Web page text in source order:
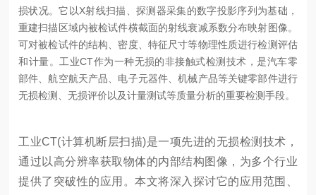
损状况。它以X射线扫描、探测器采集的数字投影序列为基础，
重建扫描区域内被检试件横截面的射线衰减系数分布映射图像。
可对被检试件的结构、密度、特征尺寸等物理性质进行检测评估
和计量。工业CT作为一种无损的非接触式检测技术，是汽车零
部件、航空航天产品、电子元器件、机械产品等关键零部件进行
无损检测、无损评价以及计量测试等质量分析的重要检测手段。
工业CT(计算机断层扫描)是一项先进的无损检测技术，
通过以高分辨率获取物体的内部结构图像，为多个行业
提供了突破性的应用。本文将深入探讨它的应用范围、